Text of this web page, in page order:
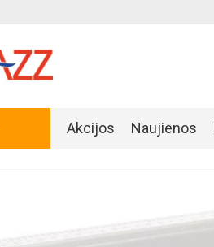
Akcijos Naujienos